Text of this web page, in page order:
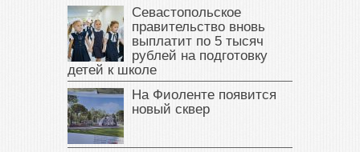
Севастопольское
правительство вновь
выплатит по 5 тысяч
рублей на подготовку
детей к школе
На Фиоленте появится
новый сквер